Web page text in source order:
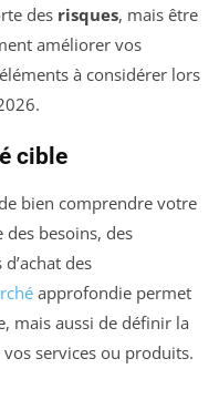
des risques, mais être
améliorer vos
à considérer lors
cible
bien comprendre votre
des besoins, des
des
approfondie permet
mais aussi de définir la
services ou produits.